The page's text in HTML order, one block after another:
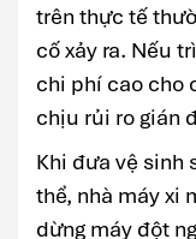
trên thực tế
cố xảy ra. Nếu
chi phí cao cho
chịu rủi ro gián
Khi đưa vệ sinh
thể, nhà máy xi
dừng máy đột